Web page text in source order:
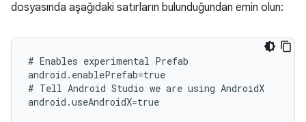
dosyasında aşağıdaki satırların bulunduğundan emin olun:
# Enables experimental Prefab
android.enablePrefab=true
# Tell Android Studio we are using AndroidX